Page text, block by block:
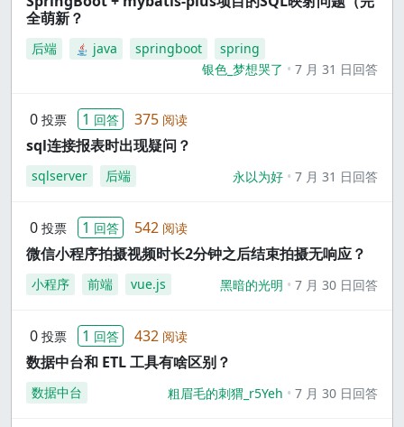
全萌新？
后端 java springboot
spring
银色_梦想哭了
7 月 31 日回答
0 投票 1 回答 375 阅读
sql连接报表时出现疑问？
sqlserver 后端 永以为好 7 月 31 日回答
0 投票 1 回答 542 阅读
微信小程序拍摄视频时长2分钟之后结束拍摄无响应？
小程序 前端 vue.js 黑暗的光明 7 月 30 日回答
0 投票 1 回答 432 阅读
数据中台和 ETL 工具有啥区别？
数据中台 粗眉毛的刺猬_r5Yeh 7 月 30 日回答